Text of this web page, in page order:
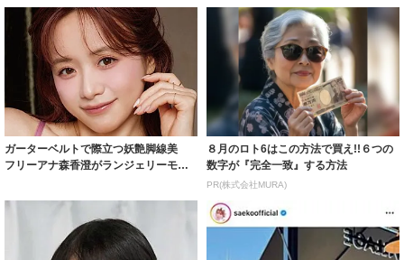
ガーターベルトで際立つ妖艶脚線美
フリーアナ森香澄がランジェリーモデ
８月のロト6はこの方法で買え!!６つの
数字が『完全一致』する方法
PR(株式会社MURA)